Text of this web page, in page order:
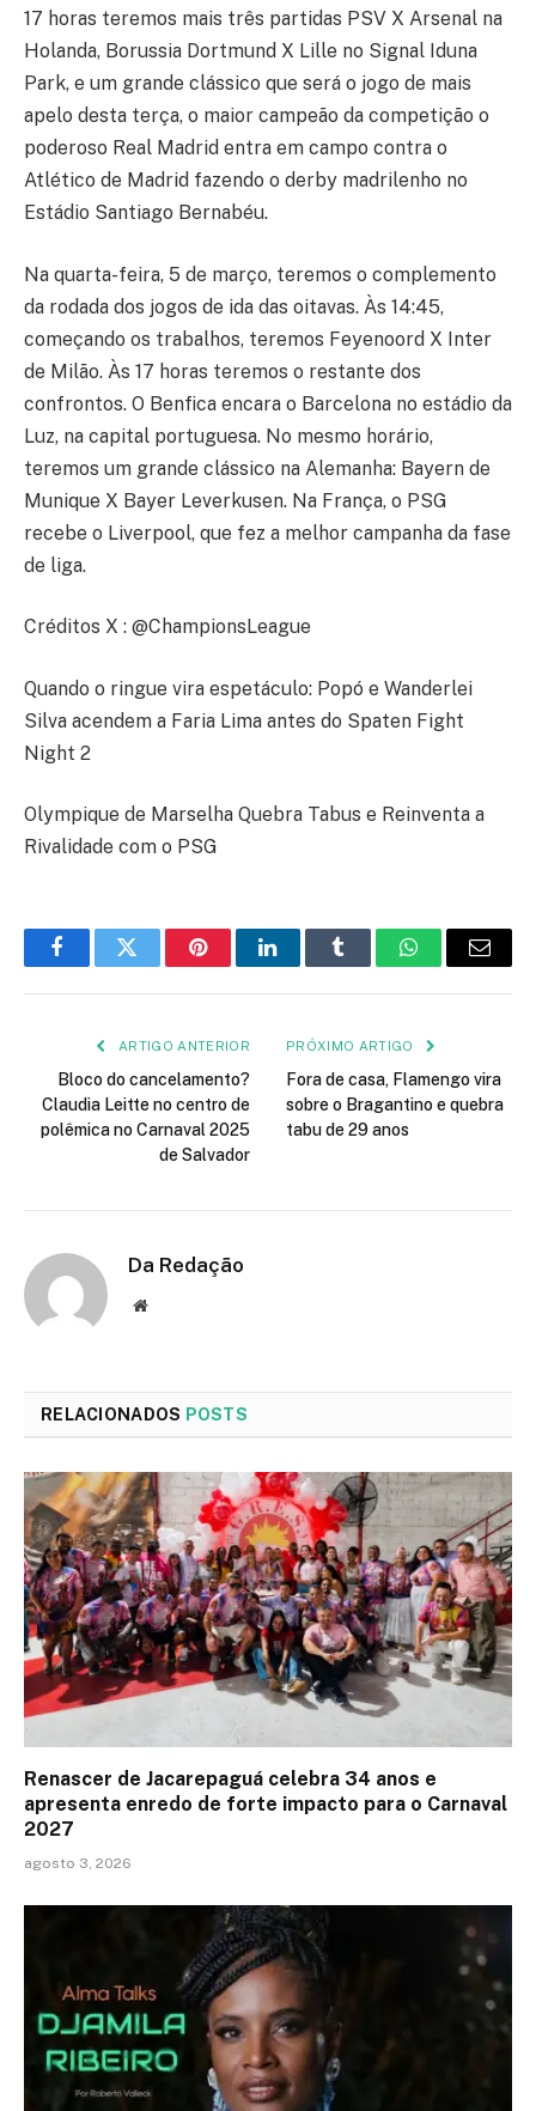
17 horas teremos mais três partidas PSV X Arsenal na
Holanda, Borussia Dortmund X Lille no Signal Iduna
Park, e um grande clássico que será o jogo de mais
apelo desta terça, o maior campeão da competição o
poderoso Real Madrid entra em campo contra o
Atlético de Madrid fazendo o derby madrilenho no
Estádio Santiago Bernabéu.
Na quarta-feira, 5 de março, teremos o complemento
da rodada dos jogos de ida das oitavas. Às 14:45,
começando os trabalhos, teremos Feyenoord X Inter
de Milão. Às 17 horas teremos o restante dos
confrontos. O Benfica encara o Barcelona no estádio da
Luz, na capital portuguesa. No mesmo horário,
teremos um grande clássico na Alemanha: Bayern de
Munique X Bayer Leverkusen. Na França, o PSG
recebe o Liverpool, que fez a melhor campanha da fase
de liga.
Créditos X : @ChampionsLeague
Quando o ringue vira espetáculo: Popó e Wanderlei
Silva acendem a Faria Lima antes do Spaten Fight
Night 2
Olympique de Marselha Quebra Tabus e Reinventa a
Rivalidade com o PSG
FacebookTwitter PinterestLinkedInTumblr WhatsApp
E-
ARTIGO ANTERIOR
Bloco do cancelamento?
Claudia Leitte no centro de
polêmica no Carnaval 2025
de Salvador
PRÓXIMO ARTIGO
Fora de casa, Flamengo vira
sobre o Bragantino e quebra
tabu de 29 anos
Da Redação
Site
RELACIONADOS POSTS
Renascer de Jacarepaguá celebra 34 anos e
apresenta enredo de forte impacto para o Carnaval
2027
agosto 3, 2026